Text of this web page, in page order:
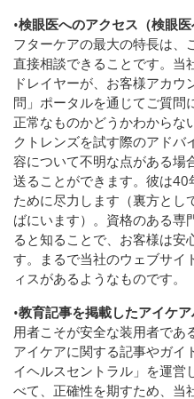
•検眼医へのアクセス（検眼
フターケアの最大の特長は、
直接相談できることです。当
ドレイヤーが、お客様アカ
問」ポータルを通じてご質問
正常なものかどうかわからな
クトレンズを試す際のアドバ
容について不明な点がある場
送ることができます。彼は
ために尽力します（裏方とし
ばにいます）。資格のある専
ると知ることで、お客様は安
す。まるで当社のウェブサイ
ィスがあるようなものです。
•教育記事を掲載したアイケア
用者こそが安全な装用者であ
アイケアに関する記事やガイ
イヘルスセントラル」を運営
べて、正確性を期すため、当